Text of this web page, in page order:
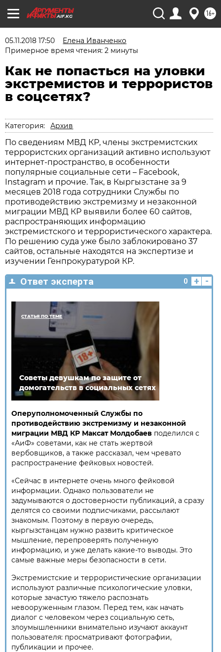
AIF.KG 16+
05.11.2018 17:50
Елена Иванченко
Примерное время чтения: 2 минуты
Как не попасться на уловки
экстремистов и террористов
в соцсетях?
Категория: Архив
По сведениям МВД КР, члены экстремистских
террористских организаций активно используют
интернет-пространство, в особенности
популярные социальные сети – Facebook,
Instagram и прочие. Так, в Кыргызстане за 9
месяцев 2018 года сотрудники Службы по
противодействию экстремизму и незаконной
миграции МВД КР выявили более 60 сайтов,
распространяющих информацию
экстремистского и террористического характера.
По решению суда уже было заблокировано 37
сайтов, остальные находятся на экспертизе и
изучении Генпрокуратурой КР.
Ответ эксперта 0 + -
СТАТЬЯ ПО ТЕМЕ
Советы девушкам по защите от
домогательств в социальных сетях
Оперуполномоченный Службы по
противодействию экстремизму и незаконной
миграции МВД КР Максат Молдобаев поделился с
«АиФ» советами, как не стать жертвой
вербовщиков, а также рассказал, чем чревато
распространение фейковых новостей.
«Сейчас в интернете очень много фейковой
информации. Однако пользователи не
задумываются о достоверности публикаций, а сразу
делятся со своими подписчиками, рассылают
знакомым. Поэтому в первую очередь,
кыргызстанцам нужно развить критическое
мышление, перепроверять полученную
информацию, и уже делать какие-то выводы. Это
самые важные меры безопасности в сети.
Экстремистские и террористические организации
используют различные психологические уловки,
которые зачастую тяжело распознать
невооруженным глазом. Перед тем, как начать
диалог с человеком через социальную сеть,
злоумышленники внимательно изучают аккаунт
пользователя: просматривают фотографии,
публикации и прочее.